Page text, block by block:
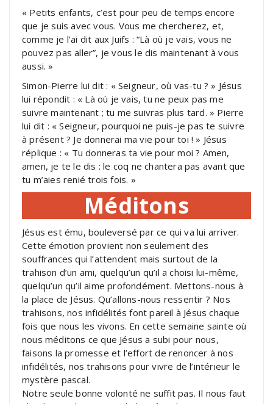
« Petits enfants, c’est pour peu de temps encore
que je suis avec vous. Vous me chercherez, et,
comme je l’ai dit aux Juifs : “Là où je vais, vous ne
pouvez pas aller”, je vous le dis maintenant à vous
aussi. »
Simon-Pierre lui dit : « Seigneur, où vas-tu ? » Jésus
lui répondit : « Là où je vais, tu ne peux pas me
suivre maintenant ; tu me suivras plus tard. » Pierre
lui dit : « Seigneur, pourquoi ne puis-je pas te suivre
à présent ? Je donnerai ma vie pour toi ! » Jésus
réplique : « Tu donneras ta vie pour moi ? Amen,
amen, je te le dis : le coq ne chantera pas avant que
tu m’aies renié trois fois. »
Méditons
Jésus est ému, bouleversé par ce qui va lui arriver.
Cette émotion provient non seulement des
souffrances qui l’attendent mais surtout de la
trahison d’un ami, quelqu’un qu’il a choisi lui-même,
quelqu’un qu’il aime profondément. Mettons-nous à
la place de Jésus. Qu’allons-nous ressentir ? Nos
trahisons, nos infidélités font pareil à Jésus chaque
fois que nous les vivons. En cette semaine sainte où
nous méditons ce que Jésus a subi pour nous,
faisons la promesse et l’effort de renoncer à nos
infidélités, nos trahisons pour vivre de l’intérieur le
mystère pascal.
Notre seule bonne volonté ne suffit pas. Il nous faut